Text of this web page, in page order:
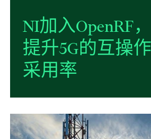
NI加入OpenRF，
提升5G的互操
采用率